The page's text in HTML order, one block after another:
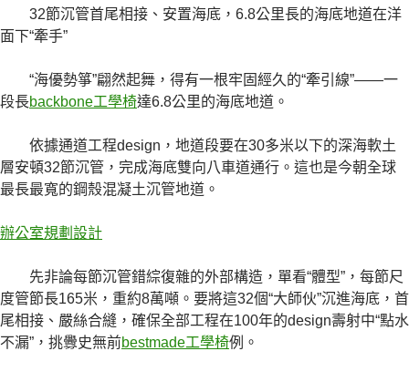
32節沉管首尾相接、安置海底，6.8公里長的海底地道在洋
面下“牽手”
“海優勢箏”翩然起舞，得有一根牢固經久的“牽引線”——一
段長backbone工學椅達6.8公里的海底地道。
依據通道工程design，地道段要在30多米以下的深海軟土
層安頓32節沉管，完成海底雙向八車道通行。這也是今朝全球
最長最寬的鋼殼混凝土沉管地道。
辦公室規劃設計
先非論每節沉管錯綜復雜的外部構造，單看“體型”，每節尺
度管節長165米，重約8萬噸。要將這32個“大師伙”沉進海底，首
尾相接、嚴絲合縫，確保全部工程在100年的design壽射中“點水
不漏”，挑釁史無前bestmade工學椅例。